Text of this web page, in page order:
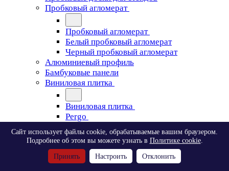
Пробковый агломерат
Пробковый агломерат
Белый пробковый агломерат
Черный пробковый агломерат
Алюминиевый профиль
Бамбуковые панели
Виниловая плитка
Виниловая плитка
Pergo
Pergo
Classic Plank Optimum Glue
Modern Plank Optimum Glue
Сайт использует файлы cookie, обрабатываемые вашим браузером.
Подробнее об этом вы можете узнать в Политике cookie.
Принять Настроить Отклонить